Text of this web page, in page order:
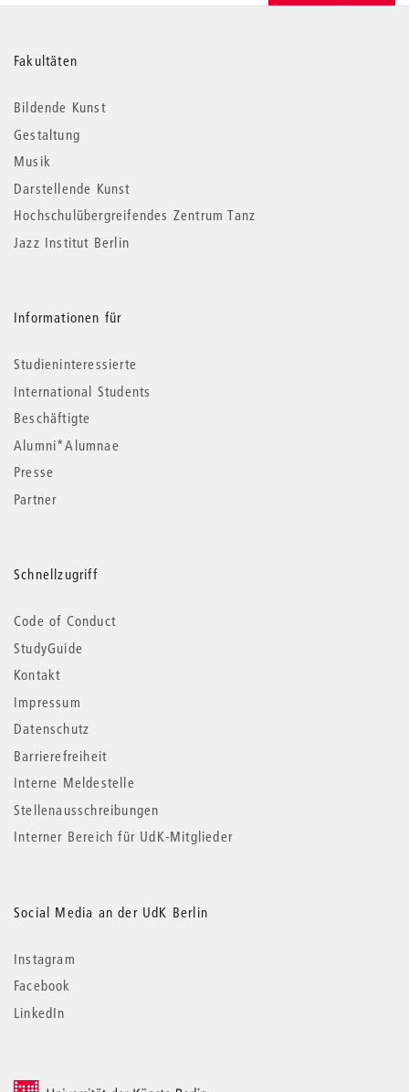
Weitere
Informationen
Fakultäten
Bildende Kunst
Gestaltung
Musik
Darstellende Kunst
Hochschulübergreifendes Zentrum Tanz
Jazz Institut Berlin
Informationen für
Studieninteressierte
International Students
Beschäftigte
Alumni*Alumnae
Presse
Partner
Schnellzugriff
Code of Conduct
StudyGuide
Kontakt
Impressum
Datenschutz
Barrierefreiheit
Interne Meldestelle
Stellenausschreibungen
Interner Bereich für UdK-Mitglieder
Social Media an der UdK Berlin
Instagram
Facebook
LinkedIn
© 2026 Universität der Künste Berlin